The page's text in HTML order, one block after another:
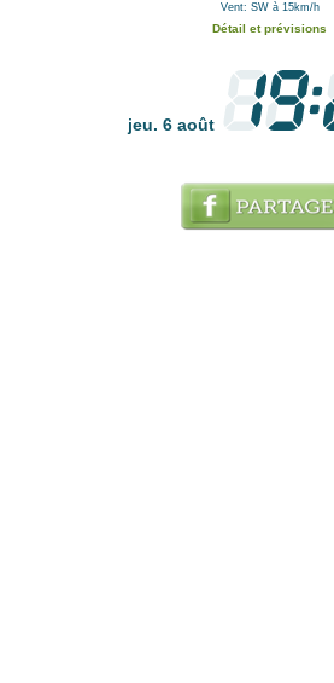
Vent: SW à 15km/h
Détail et prévisions
jeu. 6 août